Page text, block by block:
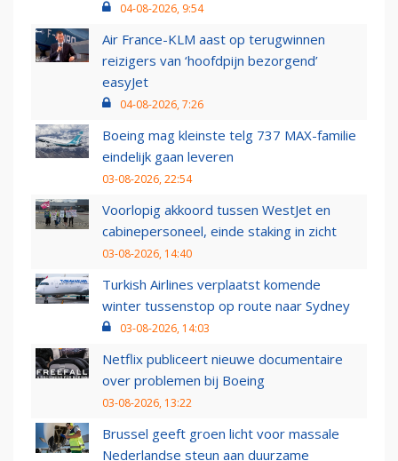
04-08-2026, 9:54
Air France-KLM aast op terugwinnen
reizigers van ‘hoofdpijn bezorgend’
easyJet
04-08-2026, 7:26
Boeing mag kleinste telg 737 MAX-familie
eindelijk gaan leveren
03-08-2026, 22:54
Voorlopig akkoord tussen WestJet en
cabinepersoneel, einde staking in zicht
03-08-2026, 14:40
Turkish Airlines verplaatst komende
winter tussenstop op route naar Sydney
03-08-2026, 14:03
Netflix publiceert nieuwe documentaire
over problemen bij Boeing
03-08-2026, 13:22
Brussel geeft groen licht voor massale
Nederlandse steun aan duurzame